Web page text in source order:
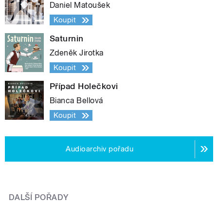
Daniel Matoušek
Koupit
Saturnin
Zdeněk Jirotka
Koupit
Případ Holečkovi
Bianca Bellová
Koupit
Audioarchiv pořadu
DALŠÍ POŘADY